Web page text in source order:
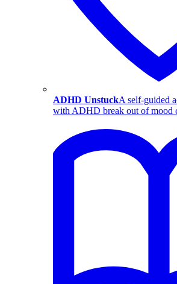
ADHD UnstuckA self-guided
with ADHD break out of mood